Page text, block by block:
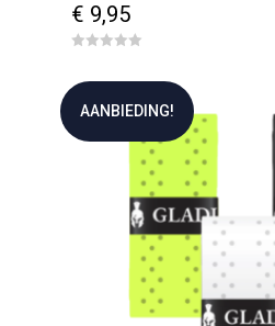
€ 9,95
u
5
AANBIEDING!